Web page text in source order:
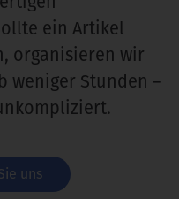
ein Artikel
organisieren wir
weniger Stunden –
uns